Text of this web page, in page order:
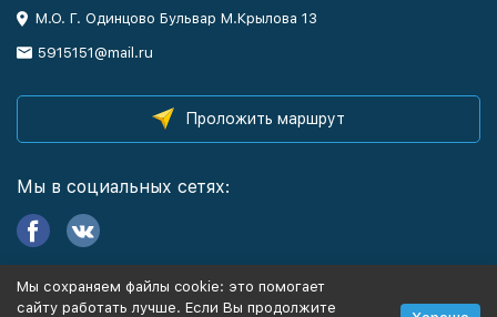
М.О. Г. Одинцово Бульвар М.Крылова 13
5915151@mail.ru
Проложить маршрут
Мы в социальных сетях:
Информация
Мы сохраняем файлы cookie: это помогает
сайту работать лучше. Если Вы продолжите